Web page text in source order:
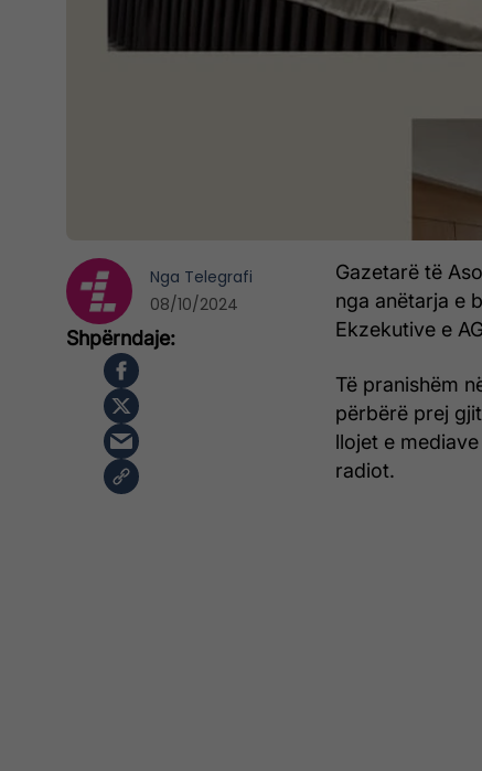
Gazetarë të
nga anëtarja e
Ekzekutive e
Të pranishëm
përbërë prej
llojet e
radiot.
Nga Telegrafi
08/10/2024